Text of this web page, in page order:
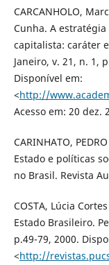
CARCANHOLO,
Cunha. A
capitalista: caráter
Janeiro, v. 21, n. 1,
Disponível em:
<http://
Acesso em: 20 dez.
CARINHATO,
Estado e políticas
no Brasil. Revista
COSTA, Lúcia
Estado Brasileiro.
p.49-79, 2000.
<http://